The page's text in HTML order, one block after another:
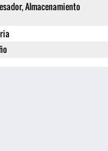
Almacenamiento